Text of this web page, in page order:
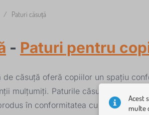
/ Paturi căsuță
- Paturi pentru
de căsuță oferă copiilor un spațiu
mulțumiți. Paturile căsuță sunt un
în conformitatea cu standardele
Acest
multe